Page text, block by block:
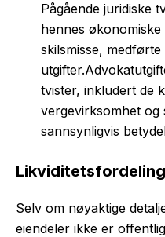
Pågående juridiske
hennes
skilsmisse,
utgifter.
tvister, inkludert de
vergevirksomhet og
sannsynligvis
Likviditetsfordeling
Selv om nøyaktige
eiendeler ikke er